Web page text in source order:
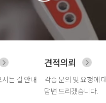
는 길 안내
견적의뢰
각종 문의 및 요청에
답변 드리겠습니다.